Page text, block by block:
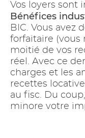
Vos loyers sont
Bénéfices
BIC. Vous avez
forfaitaire (vous
moitié de vos
réel. Avec ce
charges et les
recettes
au fisc. Du
minore votre